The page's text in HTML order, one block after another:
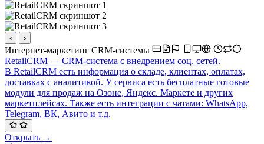
‹ ›
Интернет-маркетинг CRM-системы
RetailCRM — CRM-система с внедрением соц. сетей.
В RetailCRM есть информация о складе, клиентах, оплатах,
доставках с аналитикой. У сервиса есть бесплатные готовые
модули для продаж на Озоне, Яндекс. Маркете и других
маркетплейсах. Также есть интеграции с чатами: WhatsApp,
Telegram, ВК, Авито и т.д.
Открыть →